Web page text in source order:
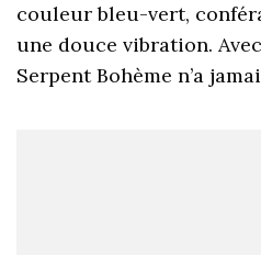
couleur bleu-vert,
une douce vibration.
Serpent Bohème n’a